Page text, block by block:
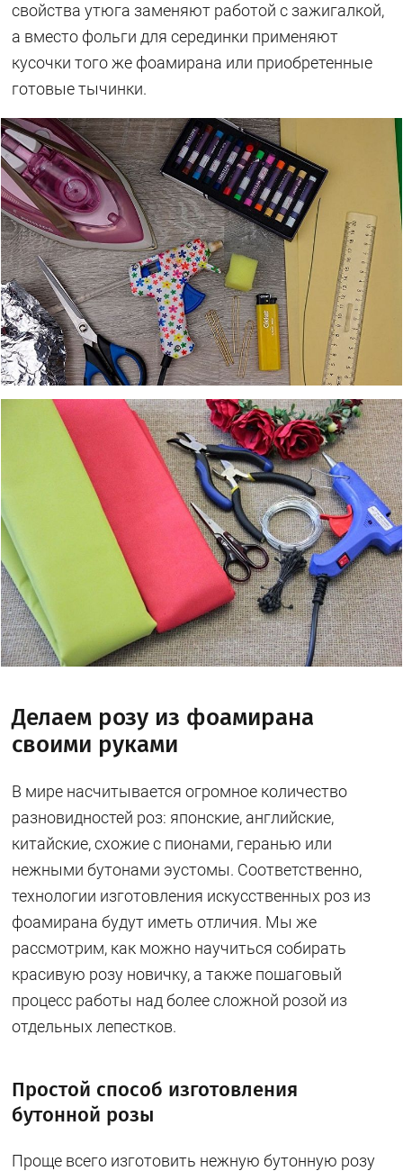
свойства утюга заменяют работой с зажигалкой,
а вместо фольги для серединки применяют
кусочки того же фоамирана или приобретенные
готовые тычинки.
Делаем розу из фоамирана
своими руками
В мире насчитывается огромное количество
разновидностей роз: японские, английские,
китайские, схожие с пионами, геранью или
нежными бутонами эустомы. Соответственно,
технологии изготовления искусственных роз из
фоамирана будут иметь отличия. Мы же
рассмотрим, как можно научиться собирать
красивую розу новичку, а также пошаговый
процесс работы над более сложной розой из
отдельных лепестков.
Простой способ изготовления
бутонной розы
Проще всего изготовить нежную бутонную розу